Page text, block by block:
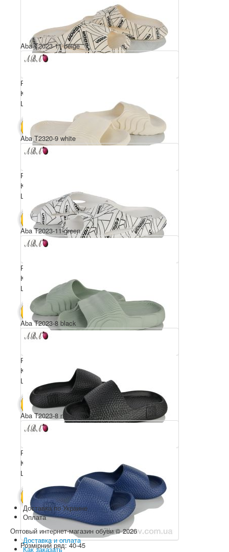
Розмірний ряд: 40-45
Комплектація ящика: 8
Ціна за пару: 185 грн.
В КОШИК
Aba T2023-11 beige
Розмірний ряд: 40-45
Комплектація ящика: 8
Ціна за пару: 185 грн.
В КОШИК 1480 грн.
Aba T2320-9 white
Розмірний ряд: 40-45
Комплектація ящика: 8
Ціна за пару: 185 грн.
В КОШИК 1480 грн.
Aba T2023-11 green
Розмірний ряд: 40-45
Комплектація ящика: 8
Ціна за пару: 185 грн.
В КОШИК 1480 грн.
Aba T2023-8 black
Розмірний ряд: 40-45
Комплектація ящика: 8
Ціна за пару: 185 грн.
В КОШИК 1480 грн.
Aba T2023-8 navy
Розмірний ряд: 40-45
Доставка по Украине
Оплата
Оптовый интернет-магазин обуви © 2026
Доставка и оплата
Как заказать